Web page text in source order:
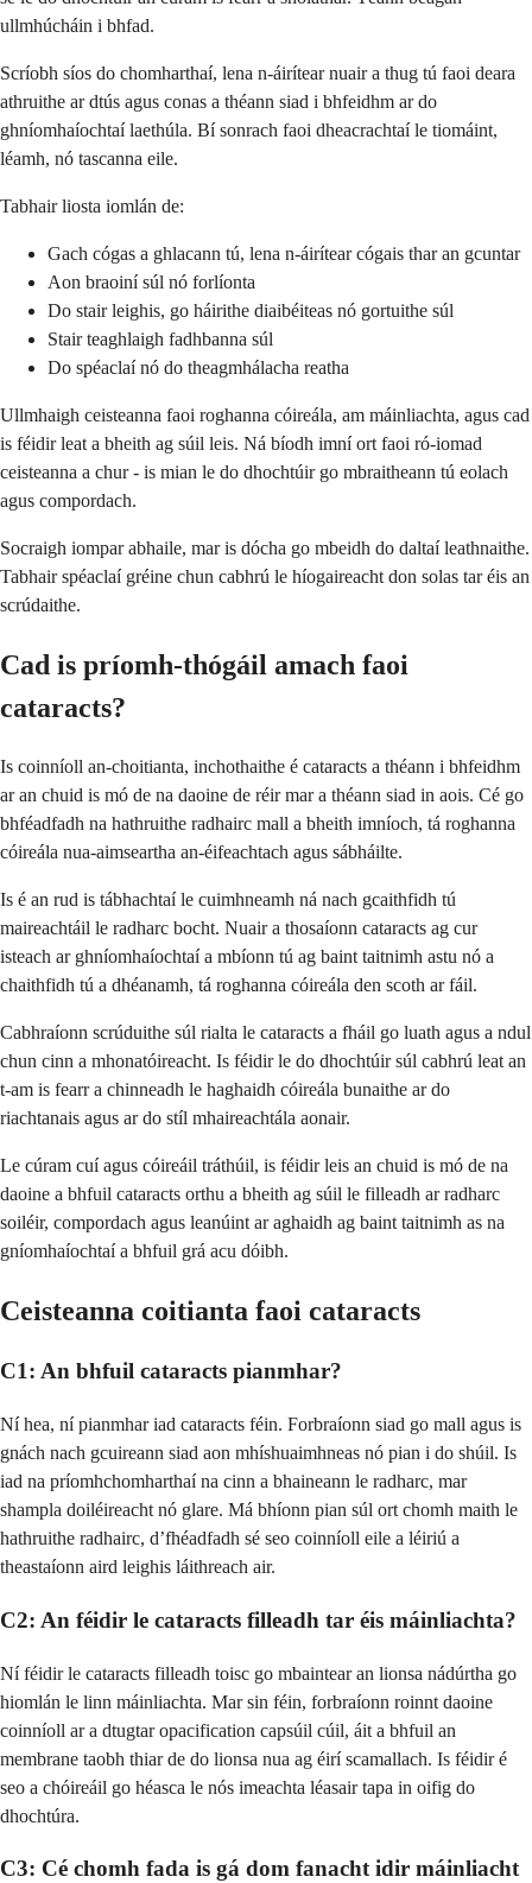
ullmhúcháin i bhfad.
Scríobh síos do chomharthaí, lena n-áirítear nuair a thug tú faoi deara
athruithe ar dtús agus conas a théann siad i bhfeidhm ar do
ghníomhaíochtaí laethúla. Bí sonrach faoi dheacrachtaí le tiomáint,
léamh, nó tascanna eile.
Tabhair liosta iomlán de:
Gach cógas a ghlacann tú, lena n-áirítear cógais thar an gcuntar
Aon braoiní súl nó forlíonta
Do stair leighis, go háirithe diaibéiteas nó gortuithe súl
Stair teaghlaigh fadhbanna súl
Do spéaclaí nó do theagmhálacha reatha
Ullmhaigh ceisteanna faoi roghanna cóireála, am máinliachta, agus cad
is féidir leat a bheith ag súil leis. Ná bíodh imní ort faoi ró-iomad
ceisteanna a chur - is mian le do dhochtúir go mbraitheann tú eolach
agus compordach.
Socraigh iompar abhaile, mar is dócha go mbeidh do daltaí leathnaithe.
Tabhair spéaclaí gréine chun cabhrú le híogaireacht don solas tar éis an
scrúdaithe.
Cad is príomh-thógáil amach faoi
cataracts?
Is coinníoll an-choitianta, inchothaithe é cataracts a théann i bhfeidhm
ar an chuid is mó de na daoine de réir mar a théann siad in aois. Cé go
bhféadfadh na hathruithe radhairc mall a bheith imníoch, tá roghanna
cóireála nua-aimseartha an-éifeachtach agus sábháilte.
Is é an rud is tábhachtaí le cuimhneamh ná nach gcaithfidh tú
maireachtáil le radharc bocht. Nuair a thosaíonn cataracts ag cur
isteach ar ghníomhaíochtaí a mbíonn tú ag baint taitnimh astu nó a
chaithfidh tú a dhéanamh, tá roghanna cóireála den scoth ar fáil.
Cabhraíonn scrúduithe súl rialta le cataracts a fháil go luath agus a ndul
chun cinn a mhonatóireacht. Is féidir le do dhochtúir súl cabhrú leat an
t-am is fearr a chinneadh le haghaidh cóireála bunaithe ar do
riachtanais agus ar do stíl mhaireachtála aonair.
Le cúram cuí agus cóireáil tráthúil, is féidir leis an chuid is mó de na
daoine a bhfuil cataracts orthu a bheith ag súil le filleadh ar radharc
soiléir, compordach agus leanúint ar aghaidh ag baint taitnimh as na
gníomhaíochtaí a bhfuil grá acu dóibh.
Ceisteanna coitianta faoi cataracts
C1: An bhfuil cataracts pianmhar?
Ní hea, ní pianmhar iad cataracts féin. Forbraíonn siad go mall agus is
gnách nach gcuireann siad aon mhíshuaimhneas nó pian i do shúil. Is
iad na príomhchomharthaí na cinn a bhaineann le radharc, mar
shampla doiléireacht nó glare. Má bhíonn pian súl ort chomh maith le
hathruithe radhairc, d’fhéadfadh sé seo coinníoll eile a léiriú a
theastaíonn aird leighis láithreach air.
C2: An féidir le cataracts filleadh tar éis máinliachta?
Ní féidir le cataracts filleadh toisc go mbaintear an lionsa nádúrtha go
hiomlán le linn máinliachta. Mar sin féin, forbraíonn roinnt daoine
coinníoll ar a dtugtar opacification capsúil cúil, áit a bhfuil an
membrane taobh thiar de do lionsa nua ag éirí scamallach. Is féidir é
seo a chóireáil go héasca le nós imeachta léasair tapa in oifig do
dhochtúra.
C3: Cé chomh fada is gá dom fanacht idir máinliacht